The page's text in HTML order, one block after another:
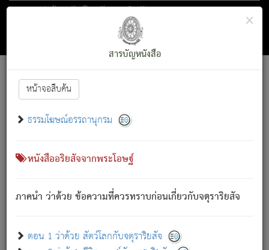
ตอน 1 ว่าด้วย สัตว์โลกกับจตุราริยสัจ
สารบัญ×
สารบัญหนังสือ
หน้าจอสืบค้น
ธรรมโฆษณ์อรรถานุกรม
หนังสืออริยสัจจากพระโอษฐ์
ภาคนำ ว่าด้วย ข้อความที่ควรทราบก่อนเกี่ยวกับจตุราริยสัจ
ตอน 1 ว่าด้วย สัตว์โลกกับจตุราริยสัจ
Font :15 ]||
สัตว์โลกนี้ เกิดความเดือดร้อนแล้ว มีผัสสะบังหน้า
เขาสำคัญสิ่งใด โดยความเป็นประการใด แต่สิ่งนั้นย่อมเป็น
(ตามที่เป็นจริง) โดยประการอื่นจากที่เขาสำคัญนั้น
สัตว์โลกติดข้องอยู่ในภพ ถูกภพบังหน้าแล้ว มีภพโดยความ
เป็นอย่างอื่น (จากที่มันเป็นอยู่จริง) จึงได้เพลิดเพลินยิ่งนักในภพ
เขาเพลิดเพลินยิ่งนักในสิ่งใด สิ่งนั้นเป็นภัย (ที่เขาไม่รู้จัก)
เขากลัวต่อสิ่งใดสิ่งนั้นเป็นทุกข์